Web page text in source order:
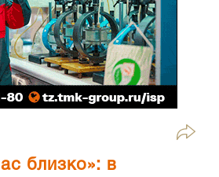
близко»: в